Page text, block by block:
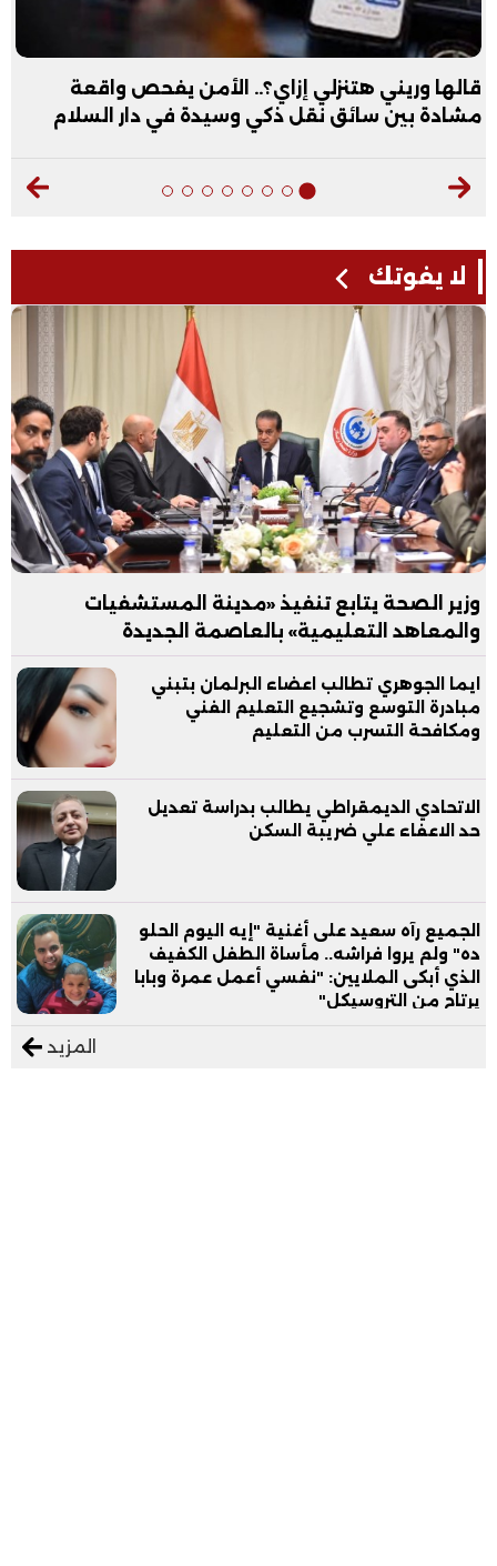
قالها وريني هتنزلي إزاي؟.. الأمن يفحص واقعة
مشادة بين سائق نقل ذكي وسيدة في دار السلام
لا يفوتك
وزير الصحة يتابع تنفيذ «مدينة المستشفيات
والمعاهد التعليمية» بالعاصمة الجديدة
ايما الجوهري تطالب اعضاء البرلمان بتبني
مبادرة التوسع وتشجيع التعليم الفني
ومكافحة التسرب من التعليم
الاتحادي الديمقراطي يطالب بدراسة تعديل
حد الاعفاء علي ضريبة السكن
الجميع رآه سعيد على أغنية "إيه اليوم الحلو
ده" ولم يروا فراشه.. مأساة الطفل الكفيف
الذي أبكى الملايين: "نفسي أعمل عمرة وبابا
يرتاح من التروسيكل"
المزيد